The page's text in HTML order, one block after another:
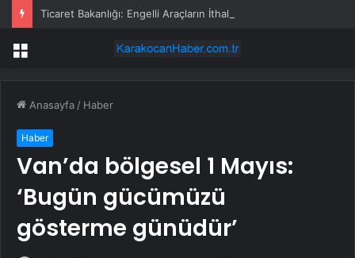
Menü
Anasayfa / Haber
Haber
Van’da bölgesel 1 Mayıs:
‘Bugün gücümüzü
gösterme günüdür’